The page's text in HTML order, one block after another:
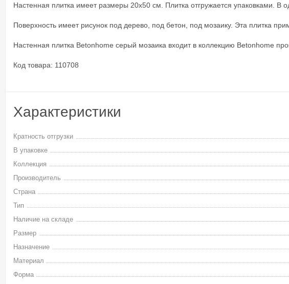
Настенная плитка имеет размеры 20x50 см. Плитка отгружается упаковками. В
Поверхность имеет рисунок под дерево, под бетон, под мозаику. Эта плитка
Настенная плитка Betonhome серый мозаика входит в коллекцию Betonhome
Код товара: 110708
Характеристики
Кратность отгрузки
В упаковке
Коллекция
Производитель
Страна
Тип
Наличие на складе
Размер
Назначение
Материал
Форма